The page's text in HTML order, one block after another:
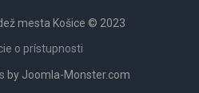
mesta Košice © 2023
o prístupnosti
by Joomla-Monster.com